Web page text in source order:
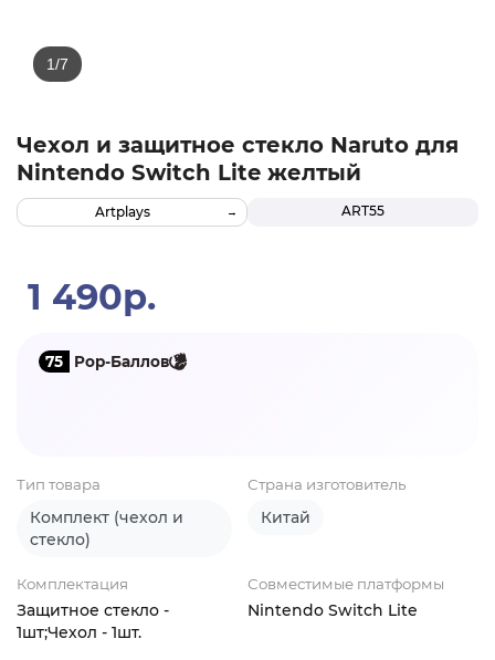
Чехол и защитное стекло Naruto для
Nintendo Switch Lite желтый
ART55
Artplays
1 490р.
75 Pop-Баллов
Тип товара
Комплект (чехол и
стекло)
Страна изготовитель
Китай
Комплектация
Защитное стекло -
1шт;Чехол - 1шт.
Совместимые платформы
Nintendo Switch Lite